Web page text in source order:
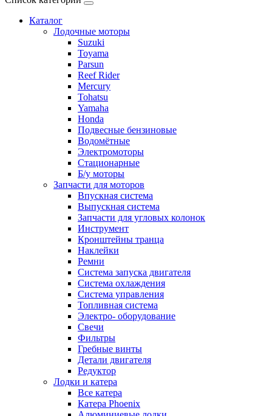
Каталог
Лодочные моторы
Suzuki
Toyama
Parsun
Reef Rider
Mercury
Tohatsu
Yamaha
Honda
Подвесные бензиновые
Водомётные
Электромоторы
Стационарные
Б/у моторы
Запчасти для моторов
Впускная система
Выпускная система
Запчасти для угловых колонок
Инструмент
Кронштейны транца
Наклейки
Ремни
Система запуска двигателя
Система охлаждения
Система управления
Топливная система
Электро- оборудование
Свечи
Фильтры
Гребные винты
Детали двигателя
Редуктор
Лодки и катера
Все катера
Катера Phoenix